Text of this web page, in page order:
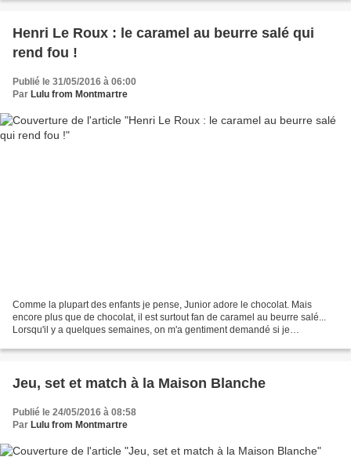
Henri Le Roux : le caramel au beurre salé qui
rend fou !
Publié le 31/05/2016 à 06:00
Par Lulu from Montmartre
Comme la plupart des enfants je pense, Junior adore le chocolat. Mais
encore plus que de chocolat, il est surtout fan de caramel au beurre salé...
Lorsqu'il y a quelques semaines, on m'a gentiment demandé si je
Jeu, set et match à la Maison Blanche
Publié le 24/05/2016 à 08:58
Par Lulu from Montmartre